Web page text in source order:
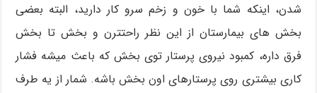
شدن، اینکه شما با خون و زخم سرو کار دارید، البته بعضی
بخش های بیمارستان از این نظر راحتترن و بخش تا بخش
فرق داره، کمبود نیروی پرستار توی بخش که باعث میشه فشار
کاری بیشتری روی پرستارهای اون بخش باشه. شمار از یه طرف